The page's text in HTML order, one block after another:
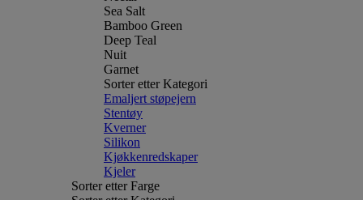
Sea Salt
Bamboo Green
Deep Teal
Nuit
Garnet
Sorter etter Kategori
Emaljert støpejern
Stentøy
Kverner
Silikon
Kjøkkenredskaper
Kjeler
Sorter etter Farge